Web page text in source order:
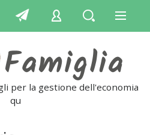
per la gestione dell'economia
quot